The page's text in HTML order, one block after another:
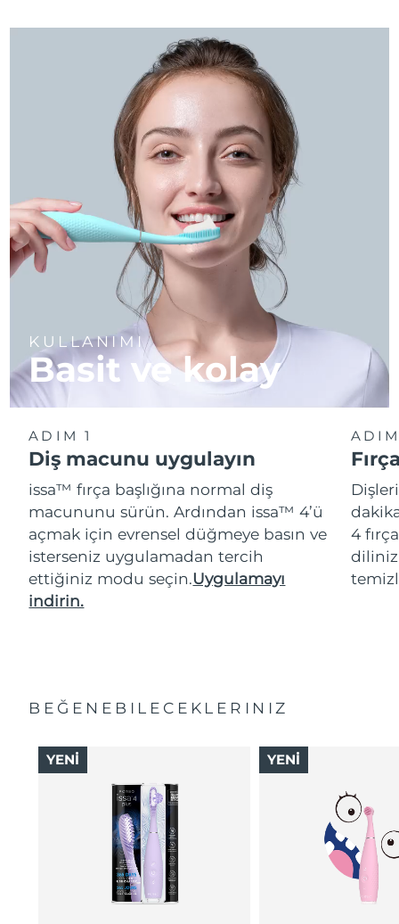
KULLANIMI
Basit ve kolay
ADIM 1
Diş macunu uygulayın
issa™ fırça başlığına normal diş
macununu sürün. Ardından issa™ 4’ü
açmak için evrensel düğmeye basın ve
isterseniz uygulamadan tercih
ettiğiniz modu seçin.Uygulamayı
indirin.
4
BEĞENEBILECEKLERINIZ
YENİ YENİ